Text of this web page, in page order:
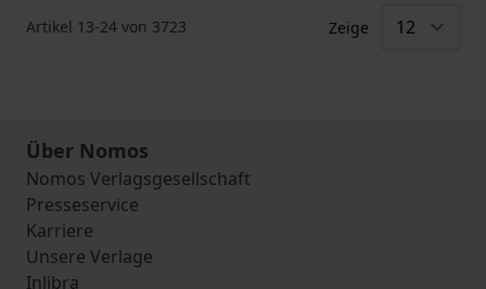
Artikel 13-24 von 3723 Zeige
Über Nomos
Nomos Verlagsgesellschaft
Presseservice
Karriere
Unsere Verlage
Inlibra